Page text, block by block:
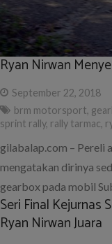
Ryan Nirwan
September 22, 2018
brm motorsport,
sprint rally, rally tarmac,
gilabalap.com – Pereli
mengatakan dirinya
gearbox pada mobil
Seri Final Kejurnas
Ryan Nirwan Juara